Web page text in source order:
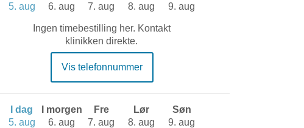
5. aug
6. aug
7. aug
8. aug
9. aug
Ingen timebestilling her. Kontakt
klinikken direkte.
Vis telefonnummer
I dag
5. aug
I morgen
6. aug
Fre
7. aug
Lør
8. aug
Søn
9. aug